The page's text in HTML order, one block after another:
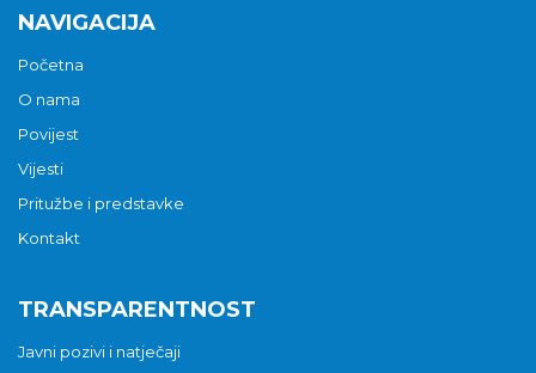
NAVIGACIJA
Početna
O nama
Povijest
Vijesti
Pritužbe i predstavke
Kontakt
TRANSPARENTNOST
Javni pozivi i natječaji